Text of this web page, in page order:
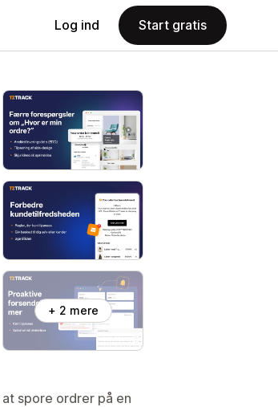
Log ind Start gratis
+ 2 mere
spore ordrer på en